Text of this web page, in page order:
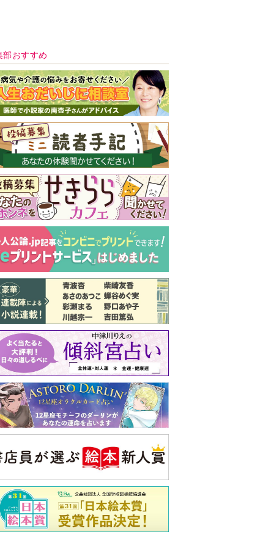
号 好評発売中！
実家の処分から終
の棲家までどうす
る？60代からの家
モンダイ
最新号
バックナンバー
注目トピ
義実家について、義弟が私へ怒りのLINE
よかったのでしょうか
ピアノの月謝、払うべき？
公論新社の本
いじめのある世界に生き
る君たちへ
いじめられっ子だった精神
科医の贈る言葉
夫 著 詳しくみる